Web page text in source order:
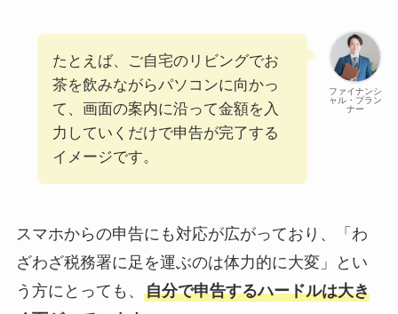
ファイナンシ
ャル・プラン
ナー
たとえば、ご自宅のリビングでお
茶を飲みながらパソコンに向かっ
て、画面の案内に沿って金額を入
力していくだけで申告が完了する
イメージです。
スマホからの申告にも対応が広がっており、「わ
ざわざ税務署に足を運ぶのは体力的に大変」とい
う方にとっても、 自分で申告するハードルは大き